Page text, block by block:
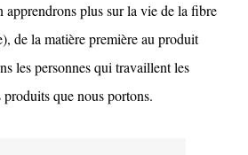
apprendrons plus sur la vie de la fibre
de la matière première au produit
les personnes qui travaillent les
que nous portons.